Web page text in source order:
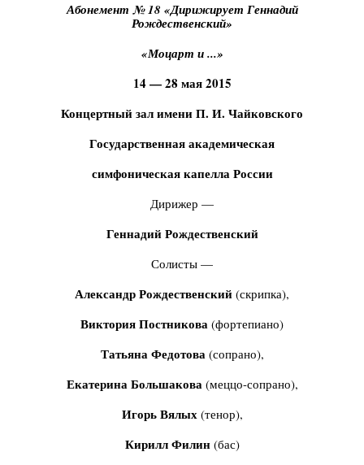
Абонемент № 18 «Дирижирует Геннадий
Рождественский»
«Моцарт и ...»
14 — 28 мая 2015
Концертный зал имени П. И. Чайковского
Государственная академическая
симфоническая капелла России
Дирижер —
Геннадий Рождественский
Солисты —
Александр Рождественский (скрипка),
Виктория Постникова (фортепиано)
Татьяна Федотова(сопрано),
Екатерина Большакова(меццо-сопрано),
Игорь Вялых(тенор),
Кирилл Филин(бас)